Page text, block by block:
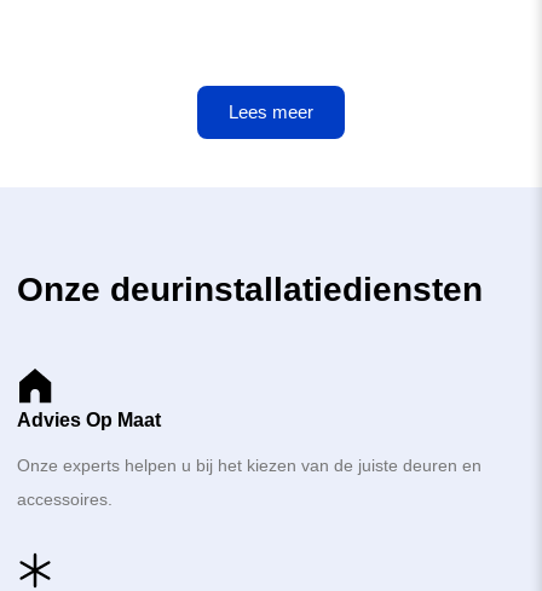
Lees meer
Onze deurinstallatiediensten
Advies Op Maat
Onze experts helpen u bij het kiezen van de juiste deuren en
accessoires.